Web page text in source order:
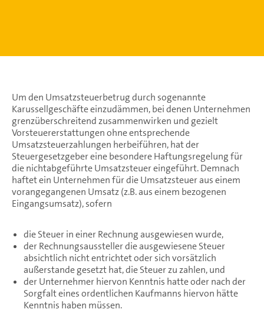
Um den Umsatzsteuerbetrug durch sogenannte
Karussellgeschäfte einzudämmen, bei denen Unternehmen
grenzüberschreitend zusammenwirken und gezielt
Vorsteuererstattungen ohne entsprechende
Umsatzsteuerzahlungen herbeiführen, hat der
Steuergesetzgeber eine besondere Haftungsregelung für
die nichtabgeführte Umsatzsteuer eingeführt. Demnach
haftet ein Unternehmen für die Umsatzsteuer aus einem
vorangegangenen Umsatz (z.B. aus einem bezogenen
Eingangsumsatz), sofern
die Steuer in einer Rechnung ausgewiesen wurde,
der Rechnungsaussteller die ausgewiesene Steuer
absichtlich nicht entrichtet oder sich vorsätzlich
außerstande gesetzt hat, die Steuer zu zahlen, und
der Unternehmer hiervon Kenntnis hatte oder nach der
Sorgfalt eines ordentlichen Kaufmanns hiervon hätte
Kenntnis haben müssen.